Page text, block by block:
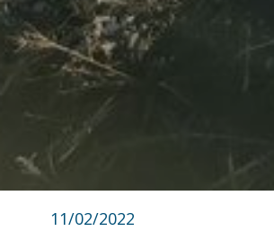
11/02/2022